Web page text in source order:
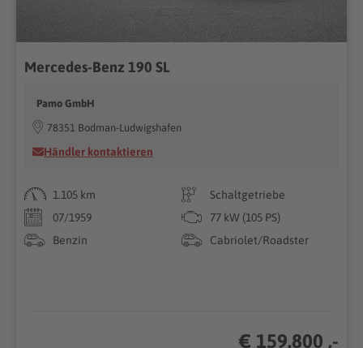
Mercedes-Benz 190 SL
Pamo GmbH
78351 Bodman-Ludwigshafen
Händler kontaktieren
1.105 km
Schaltgetriebe
07/1959
77 kW (105 PS)
Benzin
Cabriolet/Roadster
€ 159.800 ,-